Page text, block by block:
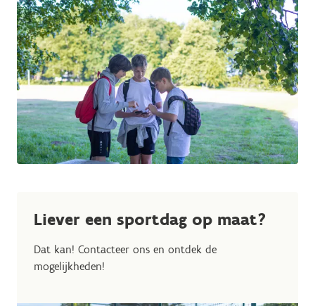
Liever een sportdag op maat?
Dat kan! Contacteer ons en ontdek de
mogelijkheden!